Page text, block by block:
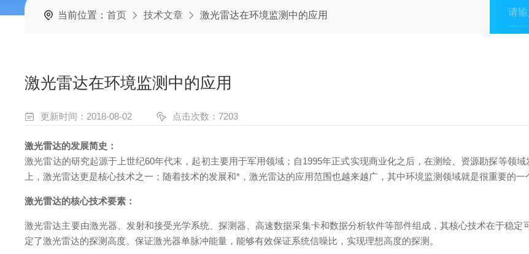
当前位置：首页 技术文章 激光雷达在环境监测中的应用
激光雷达在环境监测中的应用
更新时间：2018-08-02 点击次数：7203
激光雷达的发展简史：
激光雷达的研究起源于上世纪60年代末，起初主要用于军用领域；自1995年正式实现商业化之后，在测绘、资源勘探等领
上，激光雷达更是核心技术之一；随着技术的发展和*，激光雷达的应用范围也越来越广，其中环境监测领域就是很重要的
激光雷达的核心技术要素：
激光雷达主要由激光器、发射和接受光学系统、探测器、高速数据采集卡和数据分析软件等部件组成，其核心技术在于稳
定了激光雷达的探测高度。保证激光器单脉冲能量，能够有效保证系统信噪比，实现理想高度的探测。